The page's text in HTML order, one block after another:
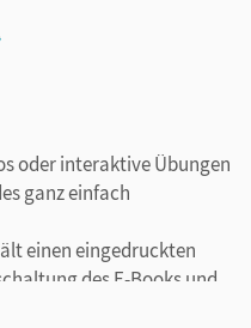
oder interaktive Übungen
ganz einfach
einen eingedruckten
des E-Books und